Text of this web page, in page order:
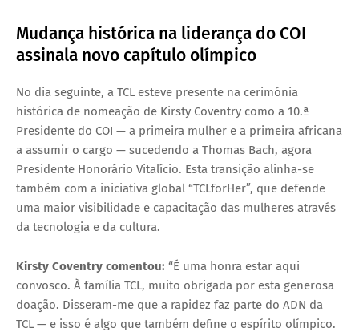
Mudança histórica na liderança do COI
assinala novo capítulo olímpico
No dia seguinte, a TCL esteve presente na cerimónia
histórica de nomeação de Kirsty Coventry como a 10.ª
Presidente do COI — a primeira mulher e a primeira africana
a assumir o cargo — sucedendo a Thomas Bach, agora
Presidente Honorário Vitalício. Esta transição alinha-se
também com a iniciativa global “TCLforHer”, que defende
uma maior visibilidade e capacitação das mulheres através
da tecnologia e da cultura.
Kirsty Coventry comentou: “É uma honra estar aqui
convosco. À família TCL, muito obrigada por esta generosa
doação. Disseram-me que a rapidez faz parte do ADN da
TCL — e isso é algo que também define o espírito olímpico.